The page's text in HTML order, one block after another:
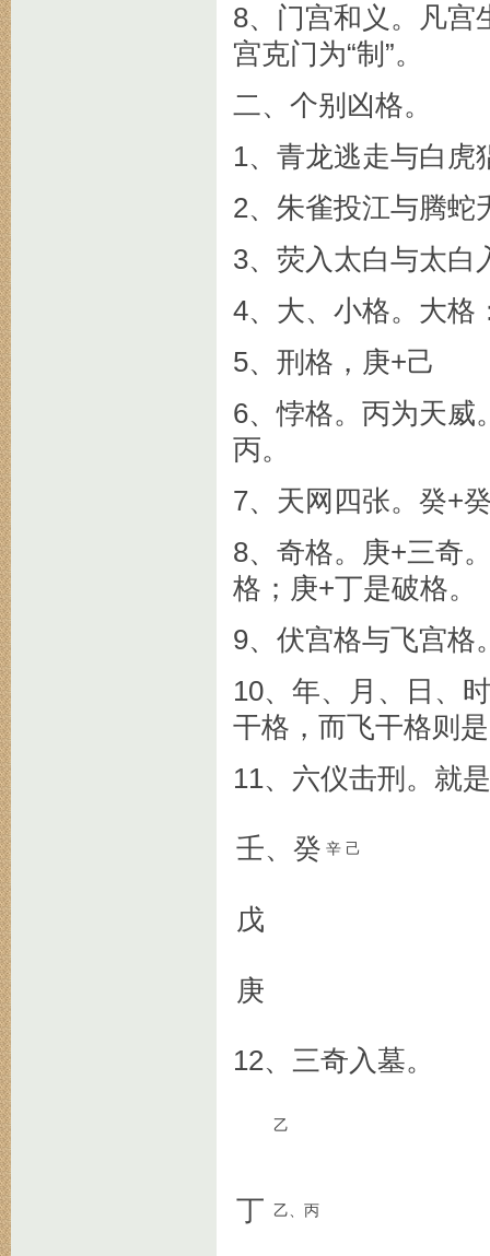
8、门宫和义。凡宫
宫克门为“制”。
二、个别凶格。
1、青龙逃走与白虎
2、朱雀投江与腾蛇
3、荧入太白与太白
4、大、小格。大格
5、刑格，庚+己
6、悖格。丙为天威
丙。
7、天网四张。癸+
8、奇格。庚+三奇
格；庚+丁是破格。
9、伏宫格与飞宫格
10、年、月、日、
干格，而飞干格则
11、六仪击刑。就
壬、癸 辛 己
戊
庚
12、三奇入墓。
乙
丁 乙、丙